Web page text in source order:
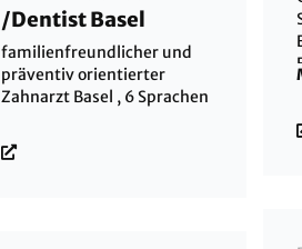
/Dentist Basel
familienfreundlicher und
präventiv orientierter
Zahnarzt Basel , 6 Sprachen